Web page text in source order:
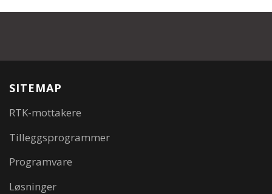
SITEMAP
RTK-mottakere
Tilleggsprogrammer
Programvare
Løsninger